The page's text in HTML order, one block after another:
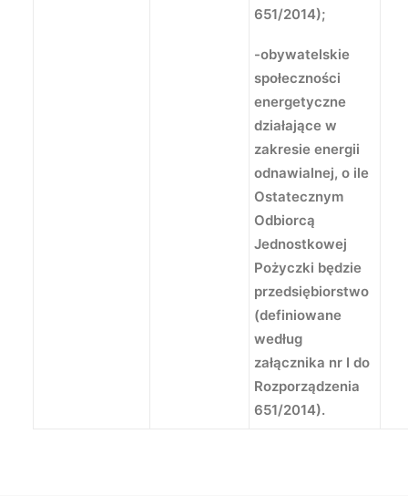
651/2014);
-obywatelskie
społeczności
energetyczne
działające w
zakresie energii
odnawialnej, o ile
Ostatecznym
Odbiorcą
Jednostkowej
Pożyczki będzie
przedsiębiorstwo
(definiowane
według
załącznika nr I do
Rozporządzenia
651/2014).